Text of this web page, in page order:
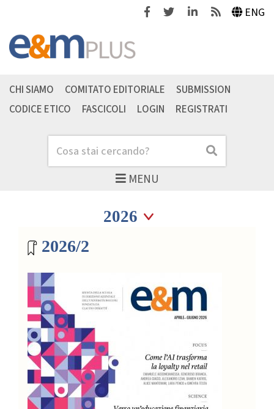
FacebookTwitterLinkedinFeeds ENG
MENU
Cerca Cerca
CHI SIAMO COMITATO EDITORIALE
SUBMISSION
CODICE ETICO
FASCICOLI LOGIN REGISTRATI
Archivio riviste
Seleziona annoSeleziona anno
2026/2